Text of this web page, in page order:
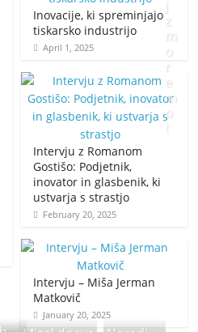
Inovacije, ki spreminjajo
tiskarsko industrijo
April 1, 2025
Intervju z Romanom
Gostišo: Podjetnik,
inovator in glasbenik, ki
ustvarja s strastjo
February 20, 2025
Intervju – Miša Jerman
Matkovič
January 20, 2025
z
m
o
r
e
m
o
!
r